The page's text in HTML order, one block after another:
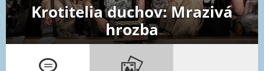
Krotitelia duchov: Mrazivá
hrozba